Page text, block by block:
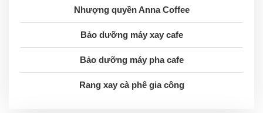
Nhượng quyền Anna Coffee
Bảo dưỡng máy xay cafe
Bảo dưỡng máy pha cafe
Rang xay cà phê gia công